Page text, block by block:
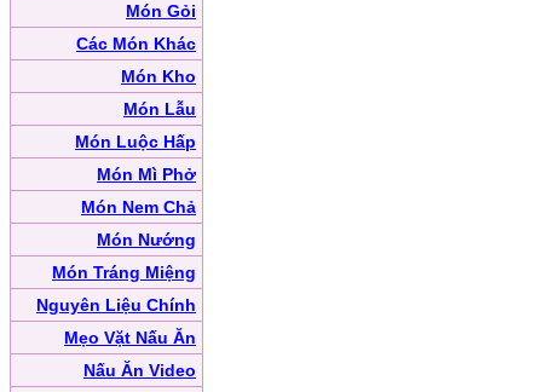
Món Gỏi
Các Món Khác
Món Kho
Món Lẫu
Món Luộc Hấp
Món Mì Phở
Món Nem Chả
Món Nướng
Món Tráng Miệng
Nguyên Liệu Chính
Mẹo Vặt Nấu Ăn
Nấu Ăn Video